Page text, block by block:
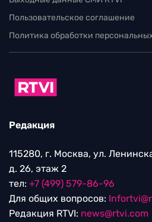
Пользовательское соглашение
Политика обработки
Редакция
115280, г. Москва, ул.
д. 26, этаж 2
тел: +7 (499) 579-86-96
Для общих вопросов:
Редакция RTVI: news@rtvi.com